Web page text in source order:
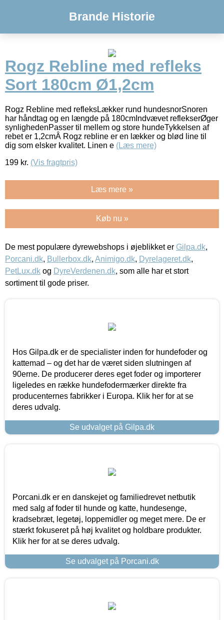
Brande Historie
Rogz Rebline med refleks
Sort 180cm Ø1,2cm
Rogz Rebline med refleksLækker rund hundesnorSnoren
har håndtag og en længde på 180cmIndvævet reflekserØger
synlighedenPasser til mellem og store hundeTykkelsen af
rebet er 1,2cmÂ Rogz rebline er en lækker og blød line til
dig som elsker kvalitet. Linen e (Læs mere)
199 kr. (Vis fragtpris)
Læs mere »
Køb nu »
De mest populære dyrewebshops i øjeblikket er Gilpa.dk,
Porcani.dk, Bullerbox.dk, Animigo.dk, Dyrelageret.dk,
PetLux.dk og DyreVerdenen.dk, som alle har et stort
sortiment til gode priser.
Hos Gilpa.dk er de specialister inden for hundefoder og
kattemad – og det har de været siden slutningen af
90erne. De producerer deres eget foder og importerer
ligeledes en række hundefodermærker direkte fra
producenternes fabrikker i Europa. Klik her for at se
deres udvalg.
Se udvalget på Gilpa.dk
Porcani.dk er en danskejet og familiedrevet netbutik
med salg af foder til hunde og katte, hundesenge,
kradsebræt, legetøj, loppemidler og meget mere. De er
stærkt fokuseret på høj kvalitet og holdbare produkter.
Klik her for at se deres udvalg.
Se udvalget på Porcani.dk